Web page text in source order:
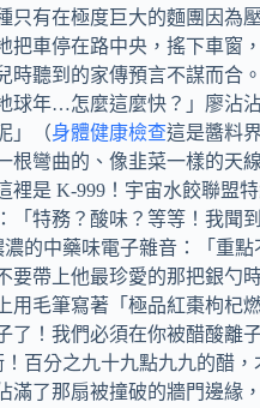
只有在極度巨大的麵團因為
把車停在路中央，搖下車窗
時聽到的家傳預言不謀而
球年…怎麼這麼快？」廖沾
」（身體健康檢查這是醬料
根彎曲的、像韭菜一樣的
裡是 K-999！宇宙水餃聯盟
「特務？酸味？等等！我聞
濃的中藥味電子雜音：「
要帶上他最珍愛的那把銀勺
用毛筆寫著「極品紅棗枸
了！我們必須在你被醋酸離
百分之九十九點九九的醋
滿了那扇被撞破的牆門邊緣